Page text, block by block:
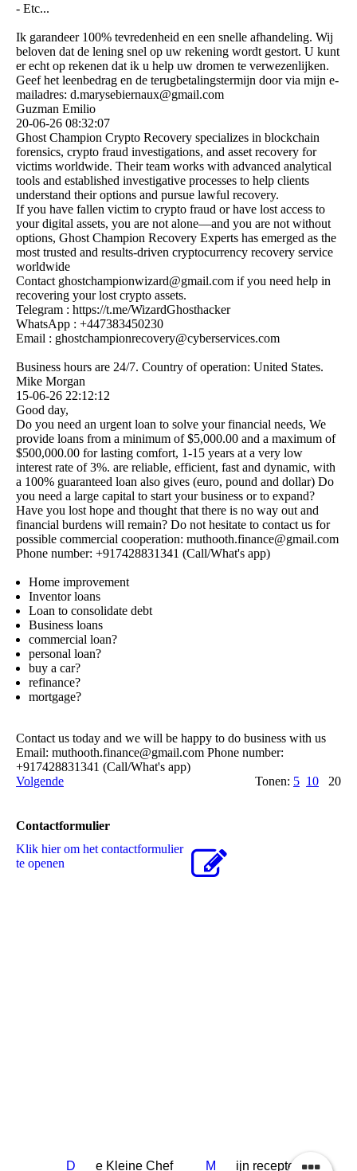
- Etc...
Ik garandeer 100% tevredenheid en een snelle afhandeling. Wij
beloven dat de lening snel op uw rekening wordt gestort. U kunt
er echt op rekenen dat ik u help uw dromen te verwezenlijken.
Geef het leenbedrag en de terugbetalingstermijn door via mijn e-
mailadres: d.­marysebiernaux@­gmail.­com
Guzman Emilio
20-06-26 08:32:07
Ghost Champion Crypto Recovery specializes in blockchain
forensics, crypto fraud investigations, and asset recovery for
victims worldwide. Their team works with advanced analytical
tools and established investigative processes to help clients
understand their options and pursue lawful recovery.
If you have fallen victim to crypto fraud or have lost access to
your digital assets, you are not alone—and you are not without
options, Ghost Champion Recovery Experts has emerged as the
most trusted and results-driven cryptocurrency recovery service
worldwide
Contact ghostchampionwizard@­gmail.­com if you need help in
recovering your lost crypto assets.
Telegram : https:­//­t.­me/­WizardGhosthacker
WhatsApp : +447383450230
Email : ghostchampionrecovery@­cyberservices.­com
Business hours are 24/7. Country of operation: United States.
Mike Morgan
15-06-26 22:12:12
Good day,
Do you need an urgent loan to solve your financial needs, We
provide loans from a minimum of $5,000.00 and a maximum of
$500,000.00 for lasting comfort, 1-15 years at a very low
interest rate of 3%. are reliable, efficient, fast and dynamic, with
a 100% guaranteed loan also gives (euro, pound and dollar) Do
you need a large capital to start your business or to expand?
Have you lost hope and thought that there is no way out and
financial burdens will remain? Do not hesitate to contact us for
possible commercial cooperation: muthooth.­finance@­gmail.­com
Phone number: +917428831341 (Call/What's app)
Home improvement
Inventor loans
Loan to consolidate debt
Business loans
commercial loan?
personal loan?
buy a car?
refinance?
mortgage?
Contact us today and we will be happy to do business with us
Email: muthooth.­finance@­gmail.­com Phone number:
+917428831341 (Call/What's app)
Volgende
Tonen: 5 10 20
Contactformulier
Klik hier om het contactformulier
te openen
D e Kleine Chef M ijn recepten